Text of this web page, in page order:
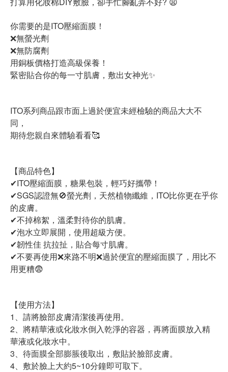
你需要的是ITO壓縮面膜！
❌無螢光劑
❌無防腐劑
用銅板價格打造高級保養！
緊密貼合你的每一寸肌膚，敷出女神光✨
ITO系列商品跟市面上過於便宜未經檢驗的商品大大不
同，
期待您親自來體驗看看🥰
【商品特色】
✔ITO壓縮面膜，糖果包裝，輕巧好攜帶！
✔SGS認證無🚫螢光劑，天然植物纖維，ITO比你更在乎你
的皮膚。
✔不掉棉絮，溫柔對待你的肌膚。
✔泡水立即展開，使用超級方便。
✔韌性佳 抗拉扯，貼合每寸肌膚。
✔不要再使用❌來路不明❌過於便宜的壓縮面膜了，用比不
用更糟😨
【使用方法】
1、請將臉部皮膚清潔後再使用。
2、將精華液或化妝水倒入乾淨的容器，再將面膜放入精
華液或化妝水中。
3、待面膜全部膨脹後取出，敷貼於臉部皮膚。
4、敷於臉上大約5~10分鐘即可取下。